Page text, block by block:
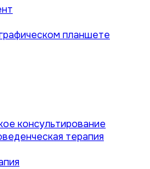
планшете
консультирование
терапия